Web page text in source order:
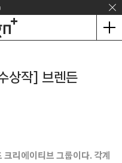
상작] 브렌든
리에이티브 그룹이다. 각계